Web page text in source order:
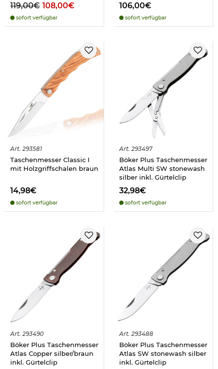
119,00€ 108,00€
sofort verfügbar
106,00€
sofort verfügbar
Art. 293581
Taschenmesser Classic I
mit Holzgriffschalen braun
14,98€
sofort verfügbar
Art. 293497
Böker Plus Taschenmesser
Atlas Multi SW stonewash
silber inkl. Gürtelclip
32,98€
sofort verfügbar
Art. 293490
Böker Plus Taschenmesser
Atlas Copper silber/braun
inkl. Gürtelclip
Art. 293488
Böker Plus Taschenmesser
Atlas SW stonewash silber
inkl. Gürtelclip